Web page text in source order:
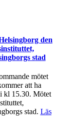
den
stad
mötet
att ha
kl 15.30. Mötet
stad. Läs